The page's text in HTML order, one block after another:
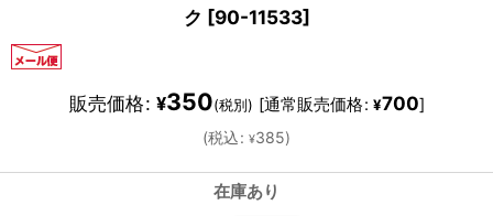
ク [90-11533]
販売価格: ¥350(税別) [通常販売価格: ¥700]
(税込: ¥385)
在庫あり